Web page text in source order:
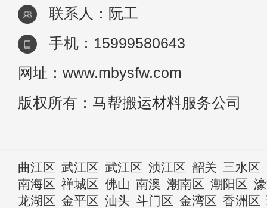
联系人：阮工
手机：15999580643
网址：www.mbysfw.com
版权所有：马帮搬运材料服务公司
曲江区 武江区 武江区 浈江区 韶关 三水区
南海区 禅城区 佛山 南澳 潮南区 潮阳区
龙湖区 金平区 汕头 斗门区 金湾区 香洲区